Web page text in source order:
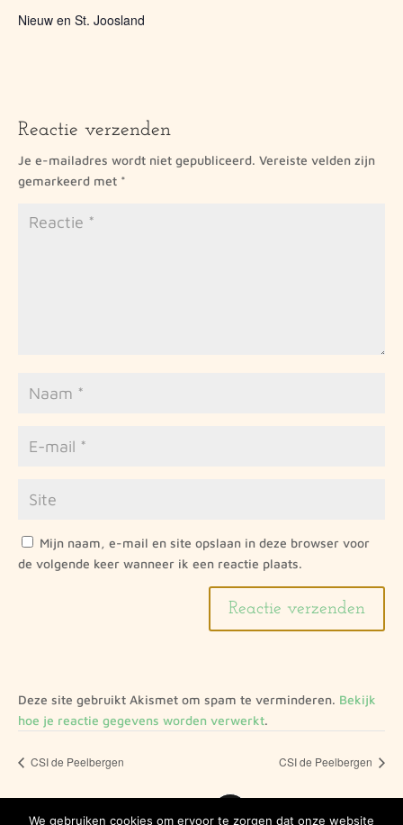
Nieuw en St. Joosland
Reactie verzenden
Je e-mailadres wordt niet gepubliceerd. Vereiste velden zijn
gemarkeerd met *
Mijn naam, e-mail en site opslaan in deze browser voor
de volgende keer wanneer ik een reactie plaats.
Deze site gebruikt Akismet om spam te verminderen. Bekijk
hoe je reactie gegevens worden verwerkt.
CSI de Peelbergen CSI de Peelbergen
We gebruiken cookies om ervoor te zorgen dat onze website